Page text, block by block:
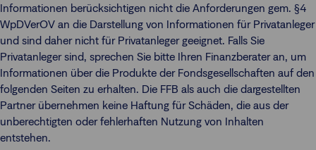
Informationen berücksichtigen nicht die Anforderungen gem. §4
WpDVerOV an die Darstellung von Informationen für Privatanleger
und sind daher nicht für Privatanleger geeignet. Falls Sie
Privatanleger sind, sprechen Sie bitte Ihren Finanzberater an, um
Informationen über die Produkte der Fondsgesellschaften auf den
folgenden Seiten zu erhalten. Die FFB als auch die dargestellten
Partner übernehmen keine Haftung für Schäden, die aus der
unberechtigten oder fehlerhaften Nutzung von Inhalten
entstehen.